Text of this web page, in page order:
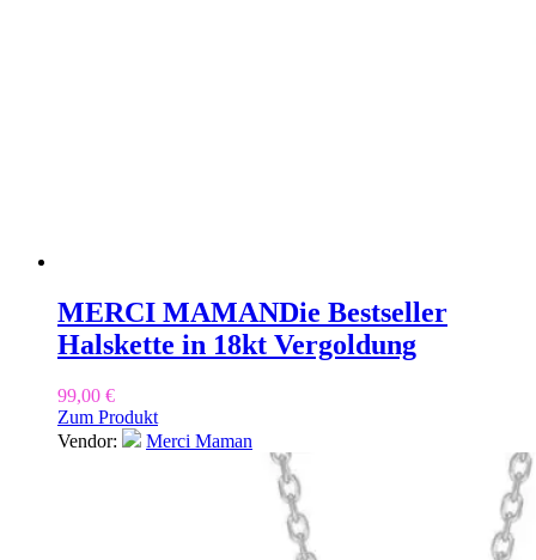
MERCI MAMANDie Bestseller
Halskette in 18kt Vergoldung
99,00 €
Zum Produkt
Vendor:
Merci Maman